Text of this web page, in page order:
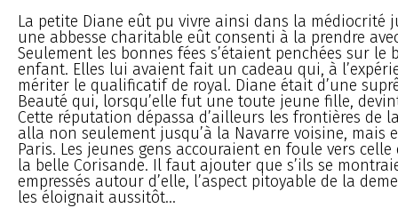
La petite Diane eût pu vivre ainsi dans la médiocrité
une abbesse charitable eût consenti à la prendre
Seulement les bonnes fées s’étaient penchées sur le
enfant. Elles lui avaient fait un cadeau qui, à
mériter le qualificatif de royal. Diane était d’une
Beauté qui, lorsqu’elle fut une toute jeune fille,
Cette réputation dépassa d’ailleurs les frontières de
alla non seulement jusqu’à la Navarre voisine, mais
Paris. Les jeunes gens accouraient en foule vers
la belle Corisande. Il faut ajouter que s’ils se
empressés autour d’elle, l’aspect pitoyable de la
les éloignait aussitôt...